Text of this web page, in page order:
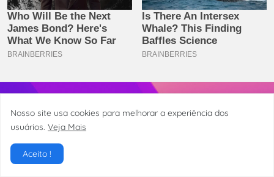
Nosso site usa cookies para melhorar a experiência dos
usuários. Veja Mais
Aceito !